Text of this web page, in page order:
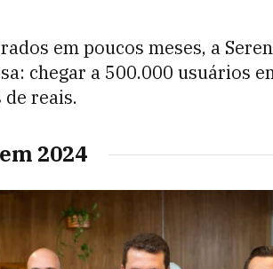
em poucos meses, a
chegar a 500.000 usuários
reais.
2024